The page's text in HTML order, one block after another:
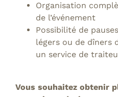
Organisation
de l’événement
Possibilité de
légers ou de dîners
un service de
Vous souhaitez obtenir